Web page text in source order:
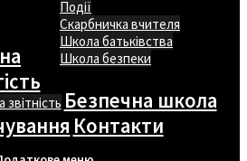
Події
Скарбничка вчителя
Школа батьківства
Школа безпеки
звітність Безпечна школа
Контакти